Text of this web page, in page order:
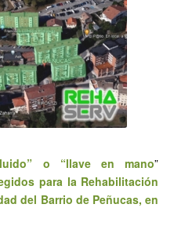
o “llave en mano”
para la Rehabilitación
del Barrio de Peñucas, en